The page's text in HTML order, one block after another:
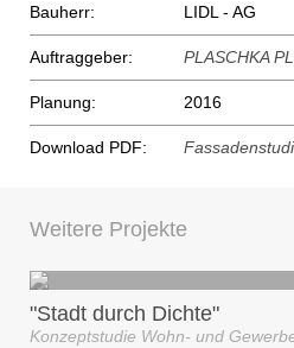
Bauherr: LIDL - AG
Auftraggeber: PLASCHKA
Planung: 2016
Download PDF:
Weitere Projekte
"Stadt durch Dichte"
Konzeptstudie Wohn- und